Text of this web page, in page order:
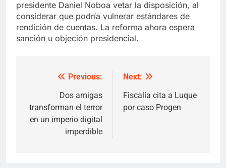
presidente Daniel Noboa vetar la disposición, al
considerar que podría vulnerar estándares de
rendición de cuentas. La reforma ahora espera
sanción u objeción presidencial.
navigation
Previous:
Dos amigas
transforman el terror
en un imperio digital
imperdible
Next:
Fiscalía cita a Luque
por caso Progen